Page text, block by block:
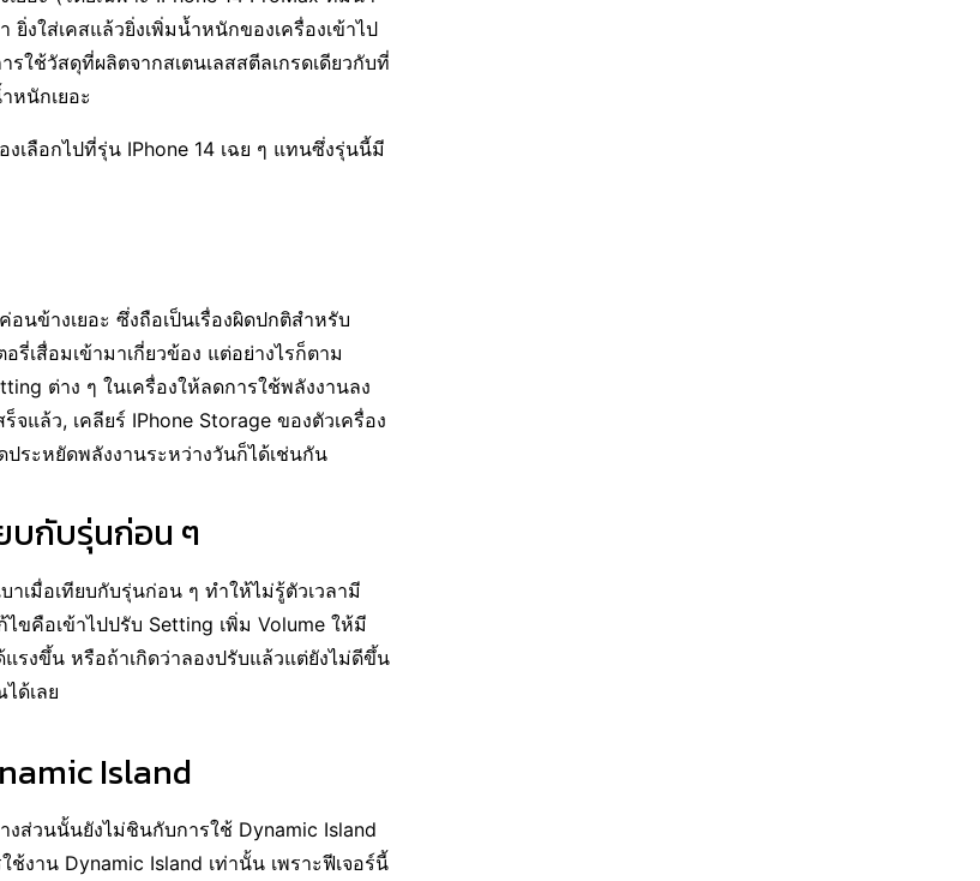
ใส่เคสแล้วยิ่งเพิ่มน้ำหนักของเครื่องเข้าไป
ใช้วัสดุที่ผลิตจากสเตนเลสสตีลเกรดเดียวกับที่
หนักเยอะ
เลือกไปที่รุ่น IPhone 14 เฉย ๆ แทนซึ่งรุ่นนี้มี
ข้างเยอะ ซึ่งถือเป็นเรื่องผิดปกติสำหรับ
รี่เสื่อมเข้ามาเกี่ยวข้อง แต่อย่างไรก็ตาม
ต่าง ๆ ในเครื่องให้ลดการใช้พลังงานลง
แล้ว, เคลียร์ IPhone Storage ของตัวเครื่อง
ระหยัดพลังงานระหว่างวันก็ได้เช่นกัน
บกับรุ่นก่อน ๆ
เมื่อเทียบกับรุ่นก่อน ๆ ทำให้ไม่รู้ตัวเวลามี
คือเข้าไปปรับ Setting เพิ่ม Volume ให้มี
รงขึ้น หรือถ้าเกิดว่าลองปรับแล้วแต่ยังไม่ดีขึ้น
ด้เลย
Island
ส่วนนั้นยังไม่ชินกับการใช้ Dynamic Island
งาน Dynamic Island เท่านั้น เพราะฟีเจอร์นี้